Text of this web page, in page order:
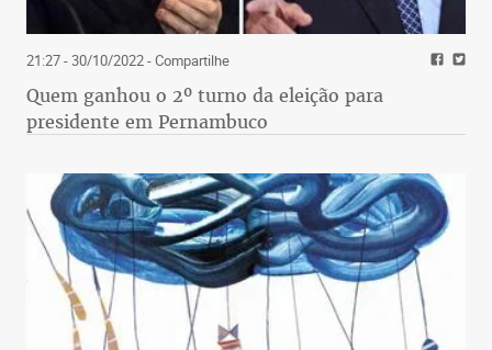
21:27 - 30/10/2022- Compartilhe
Quem ganhou o 2º turno da eleição para
presidente em Pernambuco